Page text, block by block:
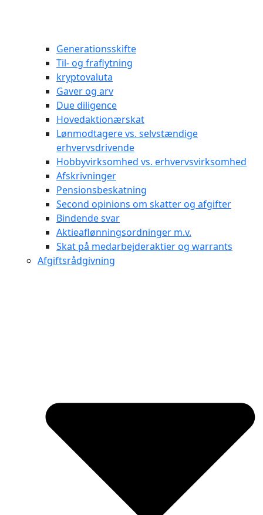
Generationsskifte
Til- og fraflytning
kryptovaluta
Gaver og arv
Due diligence
Hovedaktionærskat
Lønmodtagere vs. selvstændige
erhvervsdrivende
Hobbyvirksomhed vs. erhvervsvirksomhed
Afskrivninger
Pensionsbeskatning
Second opinions om skatter og afgifter
Bindende svar
Aktieaflønningsordninger m.v.
Skat på medarbejderaktier og warrants
Afgiftsrådgivning